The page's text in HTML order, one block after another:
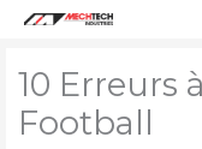
10 Erreurs
Football